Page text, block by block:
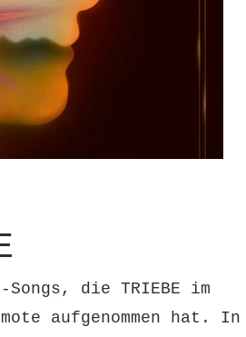
die TRIEBE im
aufgenommen hat. In